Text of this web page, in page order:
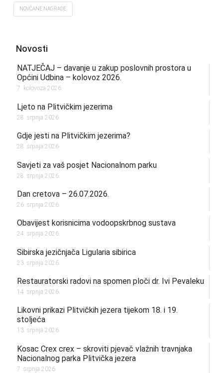
NOVČANE NAGRADE
Novosti
NATJEČAJ – davanje u zakup poslovnih prostora u
Općini Udbina – kolovoz 2026.
7. kolovoza 2026.
Ljeto na Plitvičkim jezerima
28. srpnja 2026.
Gdje jesti na Plitvičkim jezerima?
28. srpnja 2026.
Savjeti za vaš posjet Nacionalnom parku
28. srpnja 2026.
Dan cretova – 26.07.2026.
26. srpnja 2026.
Obavijest korisnicima vodoopskrbnog sustava
24. srpnja 2026.
Sibirska jezičnjača Ligularia sibirica
23. srpnja 2026.
Restauratorski radovi na spomen ploči dr. Ivi Pevaleku
14. srpnja 2026.
Likovni prikazi Plitvičkih jezera tijekom 18. i 19.
stoljeća
13. srpnja 2026.
Kosac Crex crex – skroviti pjevač vlažnih travnjaka
Nacionalnog parka Plitvička jezera
7. srpnja 2026.